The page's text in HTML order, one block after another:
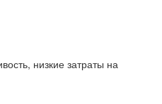
низкие затраты на